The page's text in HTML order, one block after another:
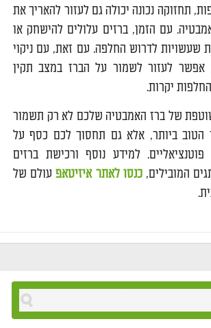
תחזוקה נכונה יכולה גם לעזור להאריך את
עם הזמן, ברזים עלולים להישחק או
שעשויות לדרוש החלפה. עם זאת, עם ניקוי
אפשר לעזור לשמור על הברז במצב תקין
יקרות.
של ברז האמבטיה שלכם לא רק תשמור
הטוב ביותר, אלא גם תחסוך לכם כסף על
פוטנציאליים. למידע נוסף ורכישת ברזים
המובילים,כנסו לאתר איזיטאפעולם של